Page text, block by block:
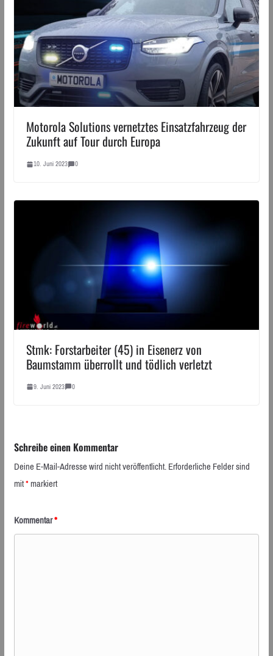
Motorola Solutions vernetztes Einsatzfahrzeug der
Zukunft auf Tour durch Europa
10. Juni 2023 0
Stmk: Forstarbeiter (45) in Eisenerz von
Baumstamm überrollt und tödlich verletzt
9. Juni 2023 0
Schreibe einen Kommentar
Deine E-Mail-Adresse wird nicht veröffentlicht.Erforderliche Felder sind
mit*markiert
Kommentar*